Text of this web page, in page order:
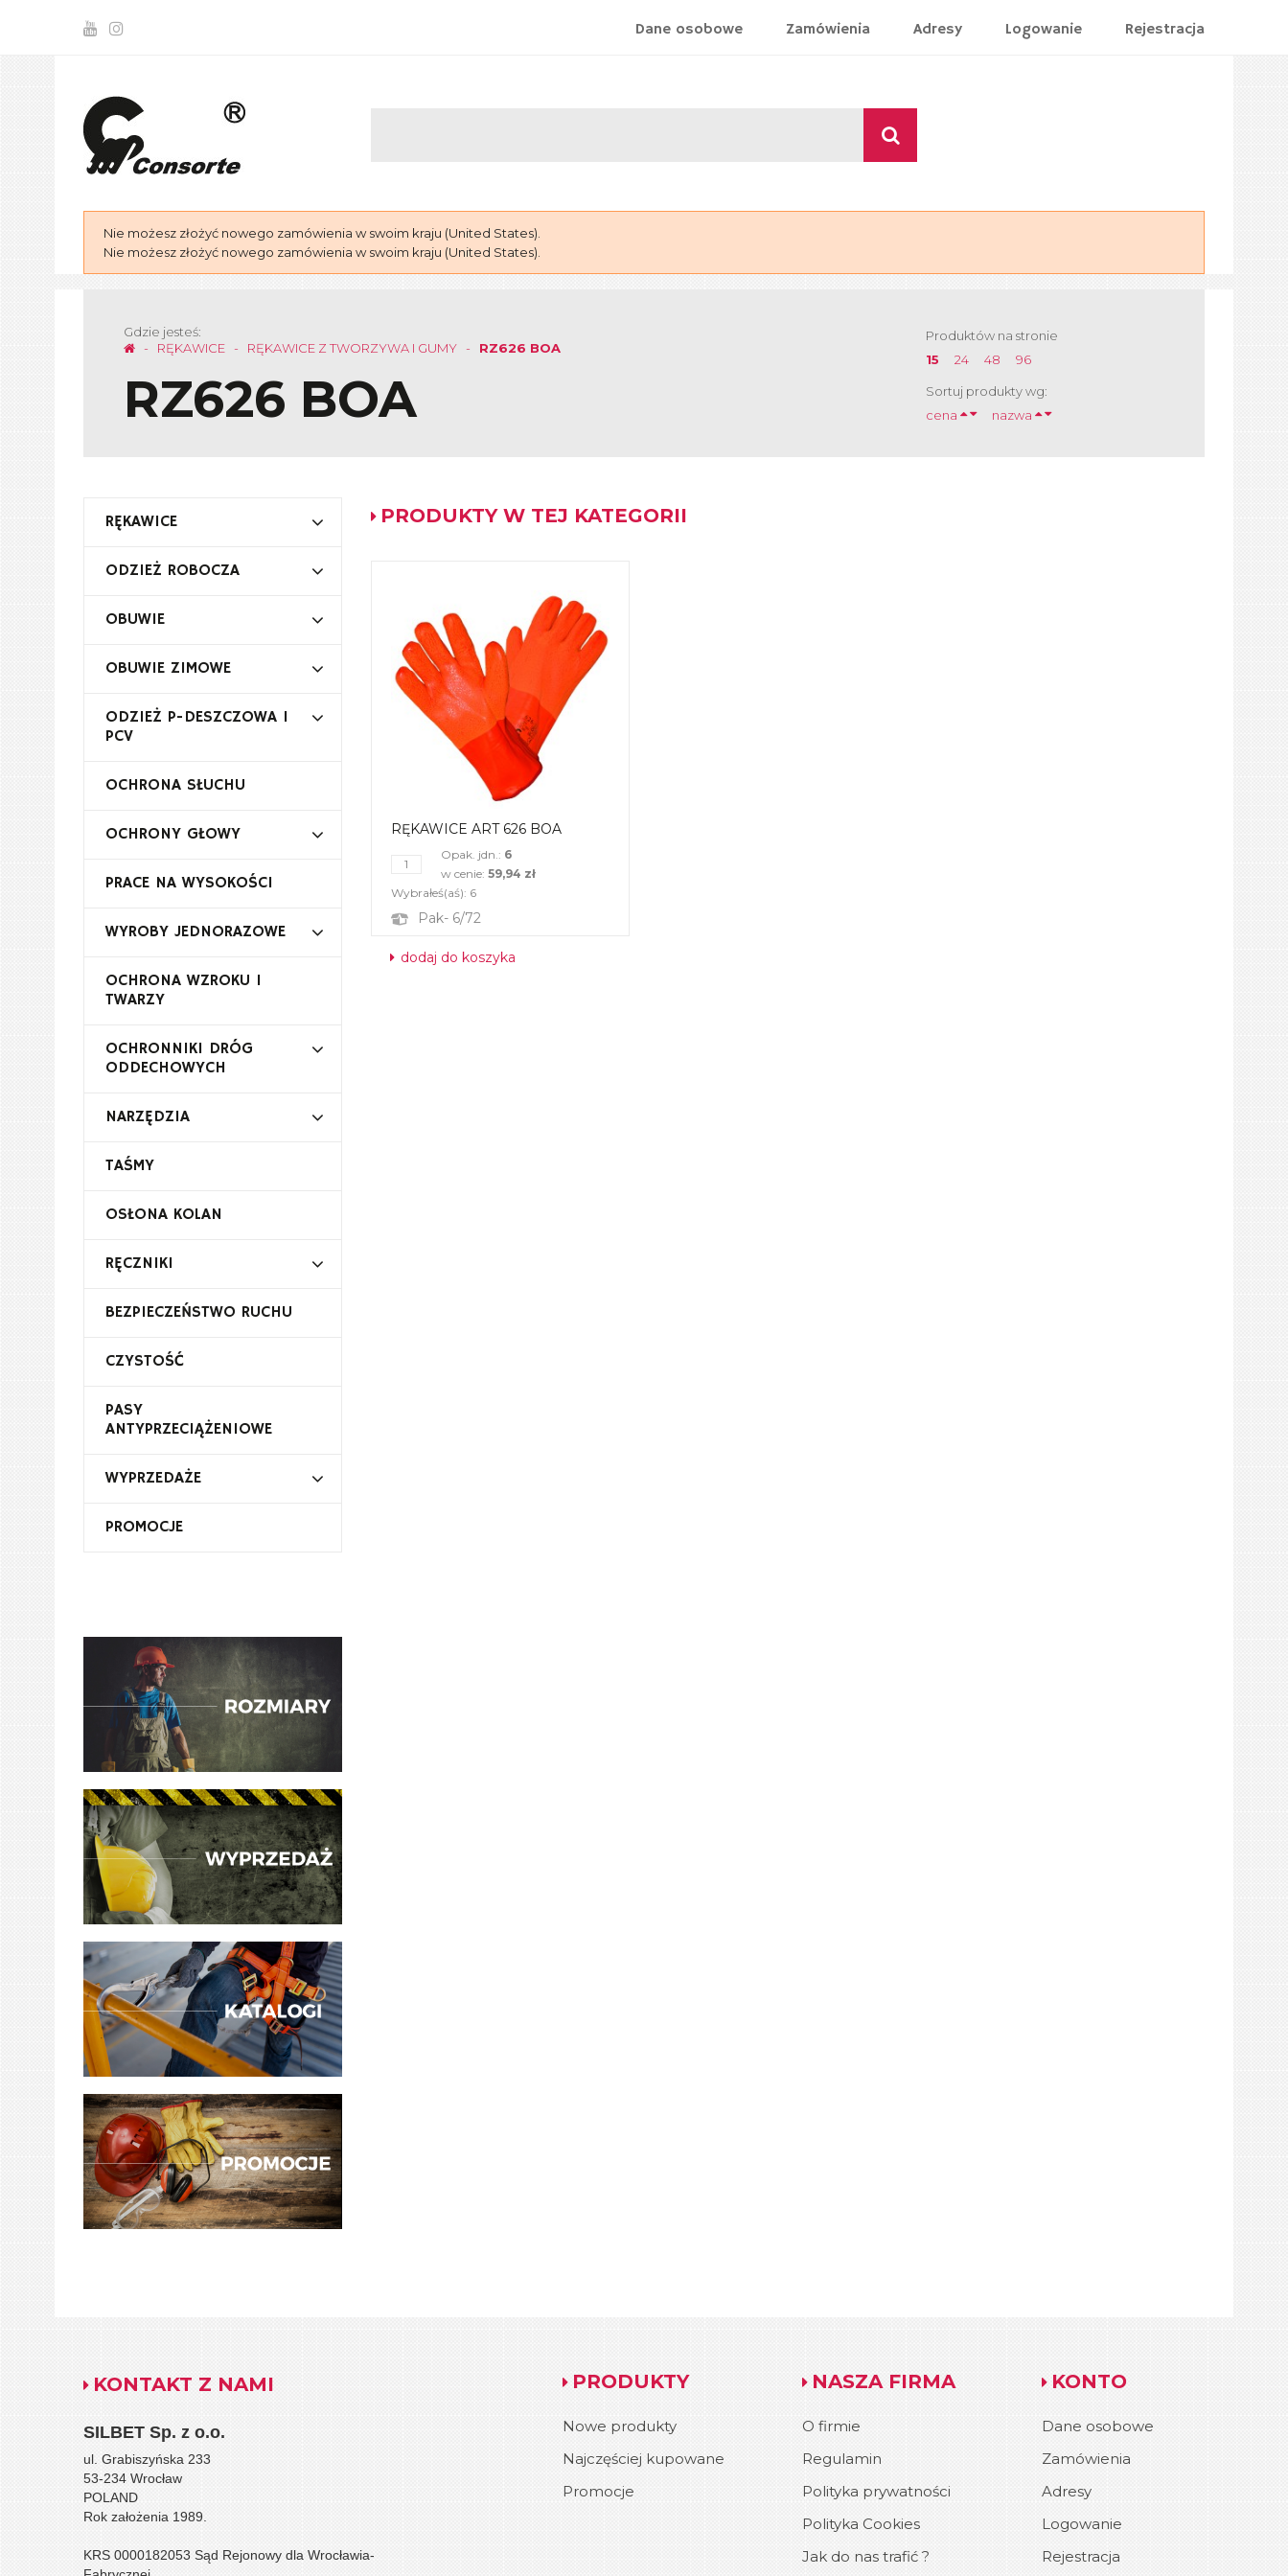
Dane osobowe Zamówienia Adresy Logowanie Rejestracja
Nie możesz złożyć nowego zamówienia w swoim kraju (United States).
Nie możesz złożyć nowego zamówienia w swoim kraju (United States).
Gdzie jesteś:
RĘKAWICE
RĘKAWICE Z TWORZYWA I GUMY RZ626 BOA
RZ626 BOA
Produktów na stronie
15
24 48 96
Sortuj produkty wg:
cena
nazwa
RĘKAWICE
ODZIEŻ ROBOCZA
OBUWIE
OBUWIE ZIMOWE
ODZIEŻ P-DESZCZOWA I
PCV
OCHRONA SŁUCHU
OCHRONY GŁOWY
PRACE NA WYSOKOŚCI
WYROBY JEDNORAZOWE
OCHRONA WZROKU I
TWARZY
OCHRONNIKI DRÓG
ODDECHOWYCH
NARZĘDZIA
TAŚMY
OSŁONA KOLAN
RĘCZNIKI
BEZPIECZEŃSTWO RUCHU
CZYSTOŚĆ
PASY
ANTYPRZECIĄŻENIOWE
WYPRZEDAŻE
PROMOCJE
PRODUKTY W TEJ KATEGORII
RĘKAWICE ART 626 BOA
Opak. jdn.: 6
w cenie: 59,94 zł
Wybrałeś(aś): 6
Pak- 6/72
dodaj do koszyka
KONTAKT Z NAMI
SILBET Sp. z o.o.
ul. Grabiszyńska 233
53-234 Wrocław
POLAND
Rok założenia 1989.
KRS 0000182053 Sąd Rejonowy dla Wrocławia-
PRODUKTY
Nowe produkty
Najczęściej kupowane
Promocje
NASZA FIRMA
O firmie
Regulamin
Polityka prywatności
Polityka Cookies
Jak do nas trafić ?
KONTO
Dane osobowe
Zamówienia
Adresy
Logowanie
Rejestracja